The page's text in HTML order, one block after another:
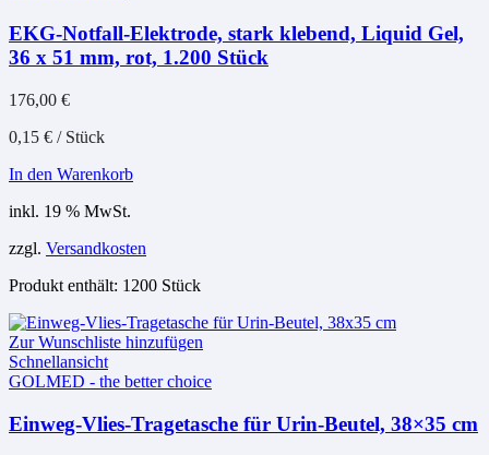
EKG-Notfall-Elektrode, stark klebend, Liquid Gel,
36 x 51 mm, rot, 1.200 Stück
176,00 €
0,15 € / Stück
In den Warenkorb
inkl. 19 % MwSt.
zzgl. Versandkosten
Produkt enthält: 1200 Stück
Zur Wunschliste hinzufügen
Schnellansicht
GOLMED - the better choice
Einweg-Vlies-Tragetasche für Urin-Beutel, 38×35 cm